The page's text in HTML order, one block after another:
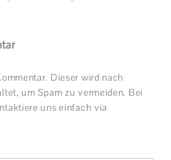
Dieser wird nach
um Spam zu vermeiden. Bei
uns einfach via